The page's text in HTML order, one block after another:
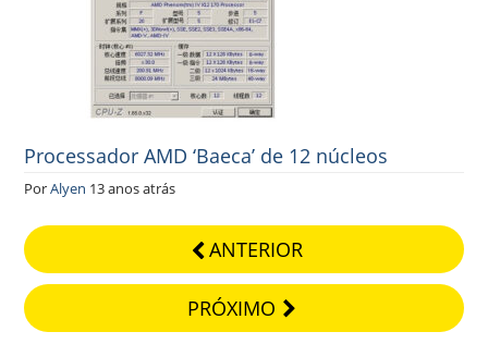
Processador AMD ‘Baeca’ de 12 núcleos
PorAlyen 13 anos atrás
ANTERIOR
PRÓXIMO